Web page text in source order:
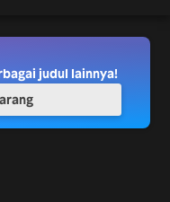
judul lainnya!